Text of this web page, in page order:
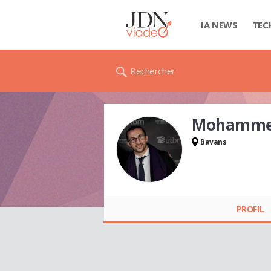
IA NEWS
Rechercher
Mohammed REDA
Bavans
PROFIL